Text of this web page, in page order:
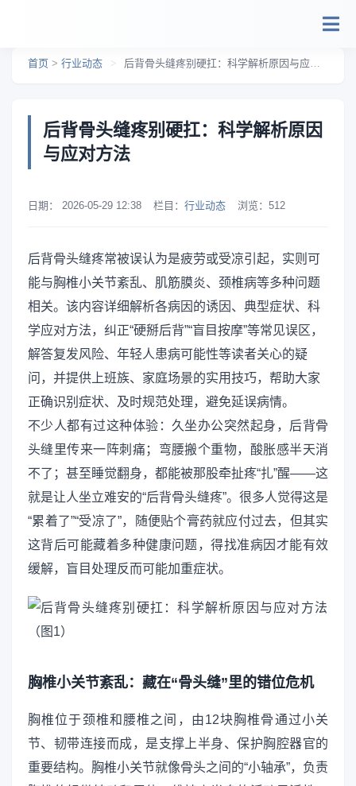
首页 > 行业动态 > 后背骨头缝疼别硬扛：科学解析原因与应对方法
后背骨头缝疼别硬扛：科学解析原因
与应对方法
日期： 2026-05-29 12:38 栏目： 行业动态 浏览： 512
后背骨头缝疼常被误认为是疲劳或受凉引起，实则可
能与胸椎小关节紊乱、肌筋膜炎、颈椎病等多种问题
相关。该内容详细解析各病因的诱因、典型症状、科
学应对方法，纠正“硬掰后背”“盲目按摩”等常见误区，
解答复发风险、年轻人患病可能性等读者关心的疑
问，并提供上班族、家庭场景的实用技巧，帮助大家
正确识别症状、及时规范处理，避免延误病情。
不少人都有过这种体验：久坐办公突然起身，后背骨
头缝里传来一阵刺痛；弯腰搬个重物，酸胀感半天消
不了；甚至睡觉翻身，都能被那股牵扯疼“扎”醒——这
就是让人坐立难安的“后背骨头缝疼”。很多人觉得这是
“累着了”“受凉了”，随便贴个膏药就应付过去，但其实
这背后可能藏着多种健康问题，得找准病因才能有效
缓解，盲目处理反而可能加重症状。
胸椎小关节紊乱：藏在“骨头缝”里的错位危机
胸椎位于颈椎和腰椎之间，由12块胸椎骨通过小关
节、韧带连接而成，是支撑上半身、保护胸腔器官的
重要结构。胸椎小关节就像骨头之间的“小轴承”，负责